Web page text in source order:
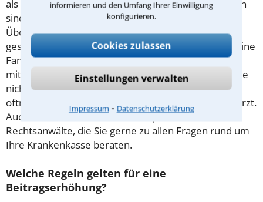
informieren und den Umfang Ihrer Einwilligung
konfigurieren.
Cookies zulassen
Einstellungen verwalten
Impressum ⁃ Datenschutzerklärung
als Angestellter bis zu 5.062,50 Euro im Monat? Dann
sind Sie automatisch gesetzlich versichert. Auch bei
Überschreiten der Grenze können Sie sich freiwillig
gesetzlich versichern. Die gesetzliche Kasse bietet eine
Familienversicherung, in der Ehepartner und Kinder
mitversichert sind. Dies gibt es bei der privaten Kasse
nicht. Wer bei einer privaten Kasse ist, bekommt
oftmals schneller einen Arzttermin bei einem Facharzt.
Auch in Bielefeld finden Sie kompetente
Rechtsanwälte, die Sie gerne zu allen Fragen rund um
Ihre Krankenkasse beraten.
Welche Regeln gelten für eine
Beitragserhöhung?